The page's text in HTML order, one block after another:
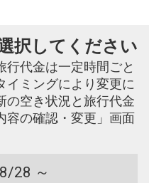
択してください
行代金は一定時間ごと
イミングにより変更に
の空き状況と旅行代金
容の確認・変更」画面
28 ～